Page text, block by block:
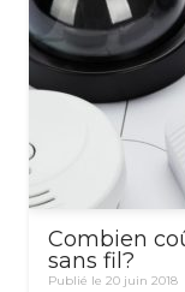
Combien
sans fil?
Publié le 20 juin 2018